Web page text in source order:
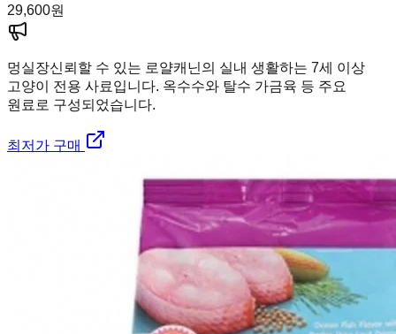
29,600원
멍실장신뢰할 수 있는 로얄캐닌의 실내 생활하는 7세 이상
고양이 전용 사료입니다. 옥수수와 탈수 가금육 등 주요
원료로 구성되었습니다.
최저가 구매